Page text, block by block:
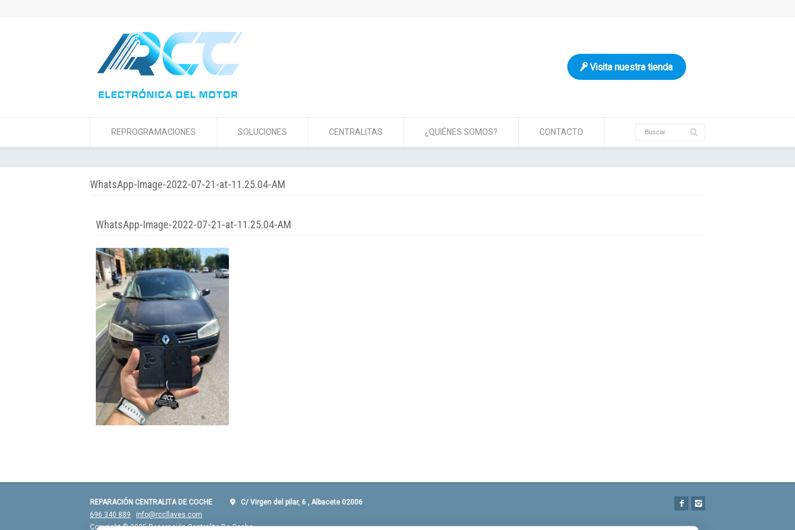
Visita nuestra tienda
REPROGRAMACIONES SOLUCIONES CENTRALITAS ¿QUIÉNES SOMOS? CONTACTO
WhatsApp-Image-2022-07-21-at-11.25.04-AM
WhatsApp-Image-2022-07-21-at-11.25.04-AM
REPARACIÓN CENTRALITA DE COCHE
C/ Virgen del pilar, 6 , Albacete 02006
696 340 889
info@rccllaves.com
Copyright © 2025 Reparación Centralita De Coche